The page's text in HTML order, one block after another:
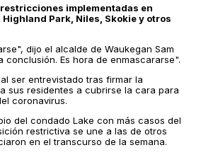
implementadas en
Park, Niles, Skokie y otros
dijo el alcalde de Waukegan Sam
conclusión. Es hora de enmascararse".
ser entrevistado tras firmar la
sus residentes a cubrirse la cara para
coronavirus.
del condado Lake con más casos del
restrictiva se une a las de otros
en el transcurso de la semana.